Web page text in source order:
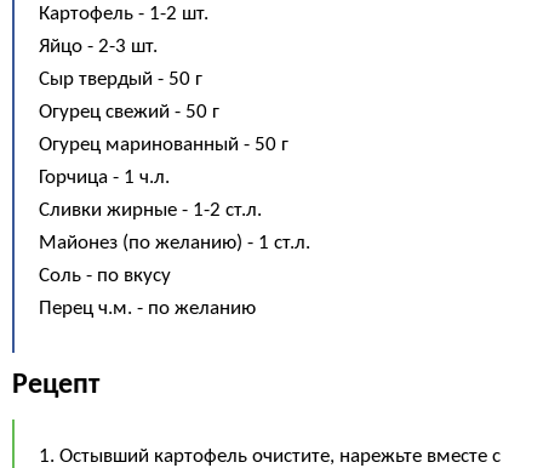
Картофель - 1-2 шт.
Яйцо - 2-3 шт.
Сыр твердый - 50 г
Огурец свежий - 50 г
Огурец маринованный - 50 г
Горчица - 1 ч.л.
Сливки жирные - 1-2 ст.л.
Майонез (по желанию) - 1 ст.л.
Соль - по вкусу
Перец ч.м. - по желанию
Рецепт
1. Остывший картофель очистите, нарежьте вместе с